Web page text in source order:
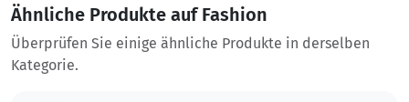
Ähnliche Produkte auf Fashion
Überprüfen Sie einige ähnliche Produkte in derselben
Kategorie.